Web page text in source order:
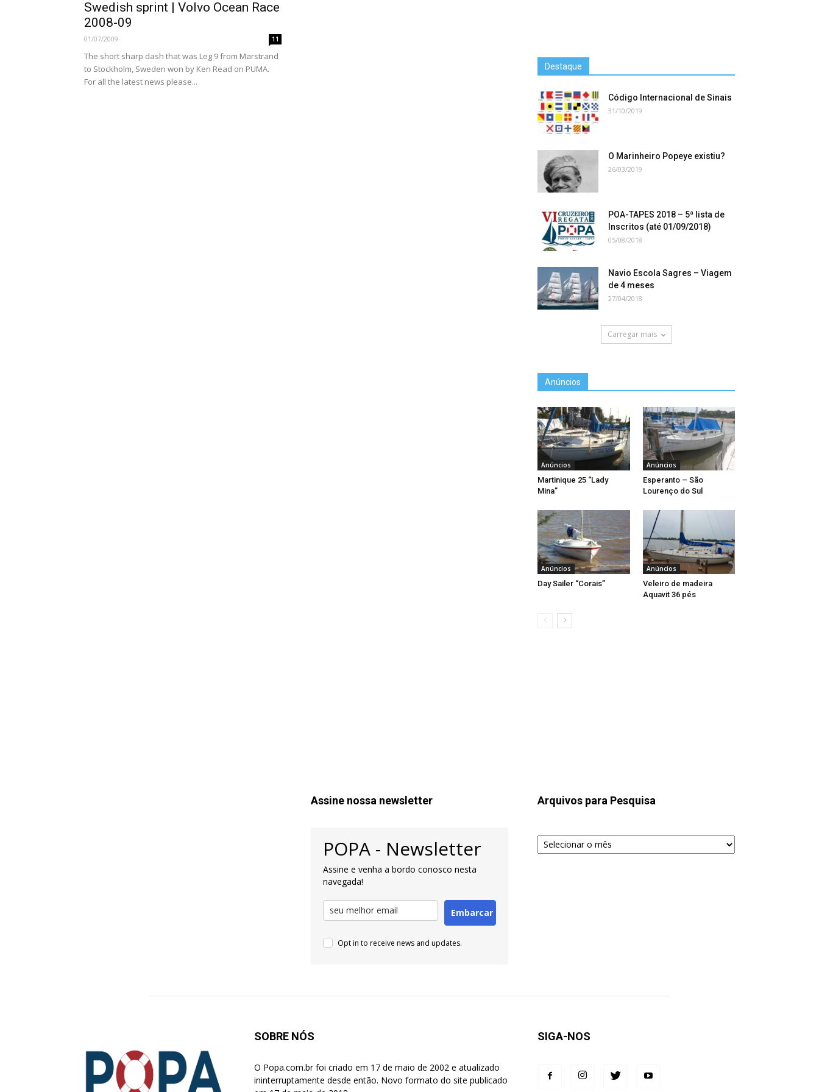
Swedish sprint | Volvo Ocean Race
2008-09
01/07/2009 11
The short sharp dash that was Leg 9 from Marstrand
to Stockholm, Sweden won by Ken Read on PUMA.
For all the latest news please...
Destaque
Código Internacional de Sinais
31/10/2019
O Marinheiro Popeye existiu?
26/03/2019
POA-TAPES 2018 – 5ª lista de
Inscritos (até 01/09/2018)
05/08/2018
Navio Escola Sagres – Viagem
de 4 meses
27/04/2018
Carregar mais
Anúncios
Anúncios
Martinique 25 “Lady
Mina”
Anúncios
Esperanto – São
Lourenço do Sul
Anúncios
Day Sailer “Corais”
Anúncios
Veleiro de madeira
Aquavit 36 pés
Assine nossa newsletter
POPA - Newsletter
Assine e venha a bordo conosco nesta
navegada!
Embarcar
Opt in to receive news and updates.
Arquivos para Pesquisa
Arquivos
para
SOBRE NÓS
O Popa.com.br foi criado em 17 de maio de 2002 e atualizado
ininterruptamente desde então. Novo formato do site publicado
SIGA-NOS